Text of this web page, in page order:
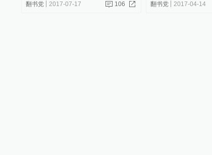
翻书党 2017-07-17 106 翻书党 2017-04-14